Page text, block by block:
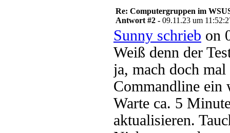
Re: Computergruppen im
Antwort #2 - 09.11.23 um
Sunny schrieb on
Weiß denn der
ja, mach doch
Commandline ein
Warte ca. 5
aktualisieren.